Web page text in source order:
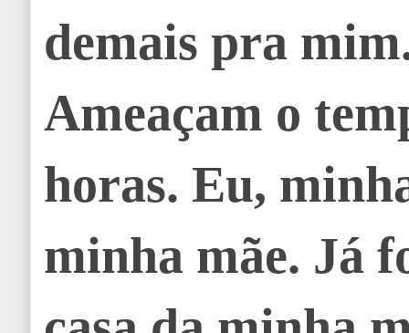
demais pra
Ameaçam o
horas. Eu,
minha mãe. Já